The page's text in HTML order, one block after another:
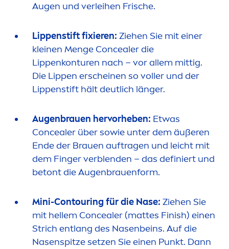
Augen und verleihen Frische.
Lippenstift fixieren: Ziehen Sie mit einer
kleinen Menge Concealer die
Lippenkonturen nach – vor allem mittig.
Die Lippen erscheinen so voller und der
Lippenstift hält deutlich länger.
Augenbrauen hervorheben: Etwas
Concealer über sowie unter dem äußeren
Ende der Brauen auftragen und leicht mit
dem Finger verblenden – das definiert und
betont die Augenbrauenform.
Mini-Contouring für die Nase: Ziehen Sie
mit hellem Concealer (mattes Finish) einen
Strich entlang des Nasenbeins. Auf die
Nasenspitze setzen Sie einen Punkt. Dann